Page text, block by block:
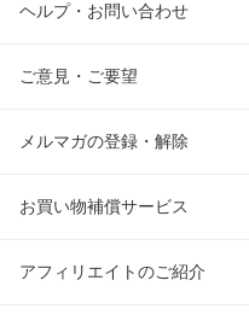
ヘルプ・お問い合わせ
ご意見・ご要望
メルマガの登録・解除
お買い物補償サービス
アフィリエイトのご紹介